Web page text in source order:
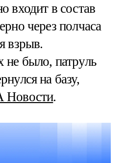
входит в состав
через полчаса
взрыв.
было, патруль
на базу,
.